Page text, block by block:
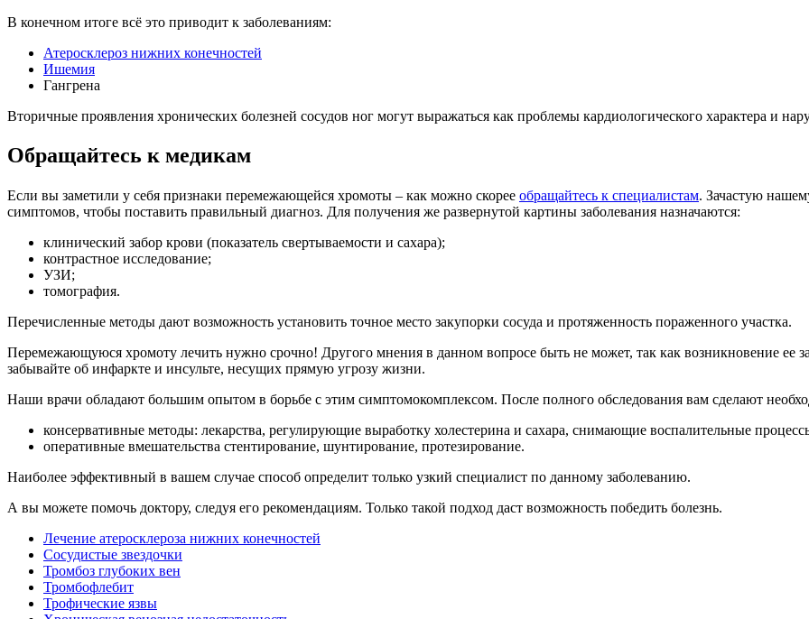
В конечном итоге всё это приводит к заболеваниям:
Атеросклероз нижних конечностей
Ишемия
Гангрена
Вторичные проявления хронических болезней сосудов ног могут выражаться как проблемы кардиологического характера и
Обращайтесь к медикам
Если вы заметили у себя признаки перемежающейся хромоты – как можно скорее обращайтесь к специалистам. Зачастую
симптомов, чтобы поставить правильный диагноз. Для получения же развернутой картины заболевания назначаются:
клинический забор крови (показатель свертываемости и сахара);
контрастное исследование;
УЗИ;
томография.
Перечисленные методы дают возможность установить точное место закупорки сосуда и протяженность пораженного участка.
Перемежающуюся хромоту лечить нужно срочно! Другого мнения в данном вопросе быть не может, так как возникновение
забывайте об инфаркте и инсульте, несущих прямую угрозу жизни.
Наши врачи обладают большим опытом в борьбе с этим симптомокомплексом. После полного обследования вам сделают
консервативные методы: лекарства, регулирующие выработку холестерина и сахара, снимающие воспалительные
оперативные вмешательства стентирование, шунтирование, протезирование.
Наиболее эффективный в вашем случае способ определит только узкий специалист по данному заболеванию.
А вы можете помочь доктору, следуя его рекомендациям. Только такой подход даст возможность победить болезнь.
Лечение атеросклероза нижних конечностей
Сосудистые звездочки
Тромбоз глубоких вен
Тромбофлебит
Трофические язвы